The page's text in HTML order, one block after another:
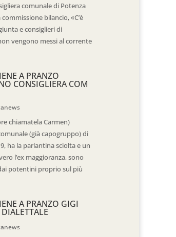
comunale di Potenza
bilancio, «C’è
e consiglieri di
vengono messi al corrente
A PRANZO
CONSIGLIERA COM
chiamatela Carmen)
(già capogruppo) di
ha la parlantina sciolta e un
l’ex maggioranza, sono
potentini proprio sul più
A PRANZO GIGI